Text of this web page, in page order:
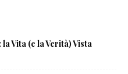
Vita (e la Verità) Vista